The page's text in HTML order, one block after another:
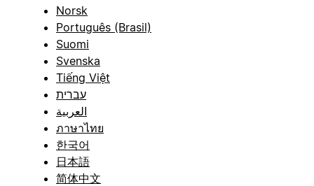
Norsk
Português (Brasil)
Suomi
Svenska
Tiếng Việt
עברית
العربية
ภาษาไทย
한국어
日本語
简体中文